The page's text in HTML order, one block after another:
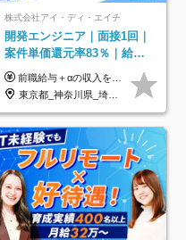
株式会社アイ・ディ・エイチ
開発エンジニア｜面接1回｜
案件単価還元率83％｜給与
UP保証｜年休140日｜在宅
利用率9割｜独立支援・副業
制度
前職給与＋αの収入を保証 月給42万円～120万円＋各種手当＋賞与 給与基準が明確かつ高還元です。 一人ひとりが安定した環境のもと、長く活躍できる職場を目指しています。 ※平均年収650万円 ・還元率83％ ・各種手当について 職能手当／職務手当／資格手当／営業手当 など ※前職での経験・能力、給与などを考慮の上、当社規定により優遇いたします ※試用期間あり（3ヶ月／期間中の条件に変動はありません） ※上記金額には固定残業代（78,948円～225,564円/月30時間分）を含みます 超過分は別途全額支給いたします ・年収UPを保証 過去には転職時に〈年収200万円UP〉したエンジニアも在籍しています。入社時だけでなく、入社後も安心の給与水準で働ける環境です。キャリアや技術力が正当に評価されていないと感じていたら、一度面接でお話ししましょう！ 当社では管理職の人数は最低限にし、無駄な管理をしません。その費用削減分を社員の給与に還元しています！
東京都_神奈川県_埼玉県_千葉県_大阪府_愛知県_北海道_青森県_岩手県_宮城県_秋田県_山形県_福島県_茨城県_栃木県_群馬県_新潟県_山梨県_長野県_富山県_石川県_福井県_静岡県_岐阜県_三重県_兵庫県_京都府_滋賀県_奈良県_和歌山県_広島県_岡山県_鳥取県_島根県_山口県_徳島県_香川県_愛媛県_高知県_福岡県_熊本県_佐賀県_長崎県_大分県_宮崎県_鹿児島県_沖縄県